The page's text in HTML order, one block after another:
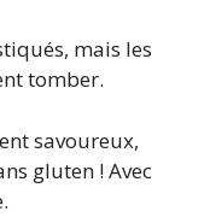
mais les
tomber.
savoureux,
gluten ! Avec